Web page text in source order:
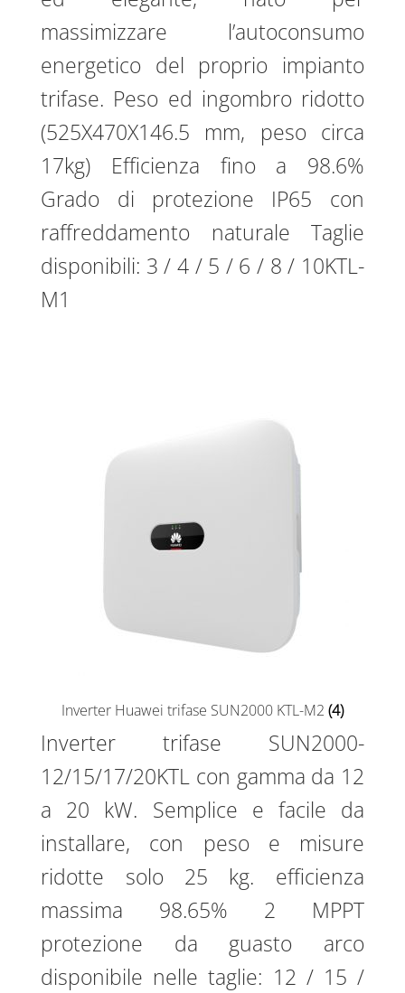
massimizzare l’autoconsumo
energetico del proprio impianto
trifase. Peso ed ingombro ridotto
(525X470X146.5 mm, peso circa
17kg) Efficienza fino a 98.6%
Grado di protezione IP65 con
raffreddamento naturale Taglie
disponibili: 3 / 4 / 5 / 6 / 8 / 10KTL-
M1
Inverter Huawei trifase SUN2000 KTL-M2 (4)
Inverter trifase SUN2000-
12/15/17/20KTL con gamma da 12
a 20 kW. Semplice e facile da
installare, con peso e misure
ridotte solo 25 kg. efficienza
massima 98.65% 2 MPPT
protezione da guasto arco
disponibile nelle taglie: 12 / 15 /